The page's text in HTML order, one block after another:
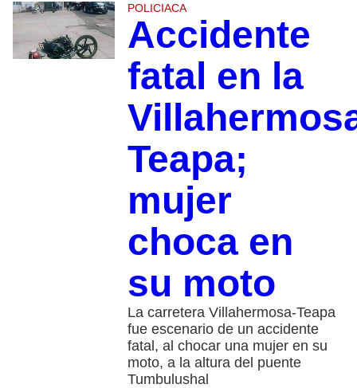
POLICIACA
Accidente
fatal en la
Teapa;
mujer
choca en
su moto
La carretera Villahermosa-Teapa
fue escenario de un accidente
fatal, al chocar una mujer en su
moto, a la altura del puente
Tumbulushal